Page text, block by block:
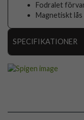
Fodralet
Magnetiskt
SPECIFIKATIONER